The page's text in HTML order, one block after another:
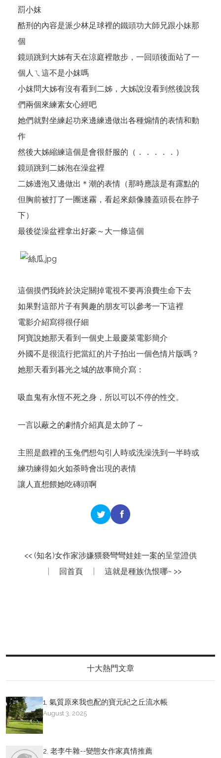
罰小妺
酷刑的內容是派少林足球裡的鐵頭功大師兄跟小妹那
個
鏡頭跳到大姊有天在涼庭裡散步，一回頭後面站了一
個人ㄟ這不是小妺嗎
小妺問大姊有沒有看到二姊，大姊說沒看到然後說我
們兩個來練素女心經吧
她們就對坐練起功來邊練邊做出各種煽情的表情和動
作
然後大姊縮練這個是會很舒服的（．．．．．）
鏡頭跳到二姊泡在澡盆裡
二姊邊泡又邊做出＊潮的表情（那時應該是有露點的
但胸前被打了一團迷霧，看起來頗像膝蓋頭長在脖子
下）
最後從澡盆裡拿出好豪～大一條這個
這個摸們我終於決定關掉電視不要再浪費生命下去
如果對這部片子有興趣的朋友可以參考一下這裡
電影介紹寫得很仔細
阿寶說她那天看到一個史上最慶菜電影簡介
外國不是很流行把當紅的片子拍出一個色情片版嗎？
她那天看到暮光之城的故事簡介寫：
吸血鬼有永恆不死之身，所以可以不停的性交。
一言以蔽之的劇情介紹真是太帥了～
主照是戲裡的玉兔們想勾引人時或洗澡洗到一半時或
練功練得如火如荼時會出現的表情
讓人直想餵她吃磚頭啊
<< (知名)女作家涉嫌猥褻彎彎娃娃一案的呈堂證供
回首頁 這就是種族仇恨哪~ >>
十大熱門文章
1. 氣質原來我也配的寶元紀之丘流水帳
August 3, 2025
2. 老李牛雜--變態女作家真情推薦